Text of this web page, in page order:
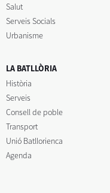
Salut
Serveis Socials
Urbanisme
LA BATLLÒRIA
Història
Serveis
Consell de poble
Transport
Unió Batllorienca
Agenda